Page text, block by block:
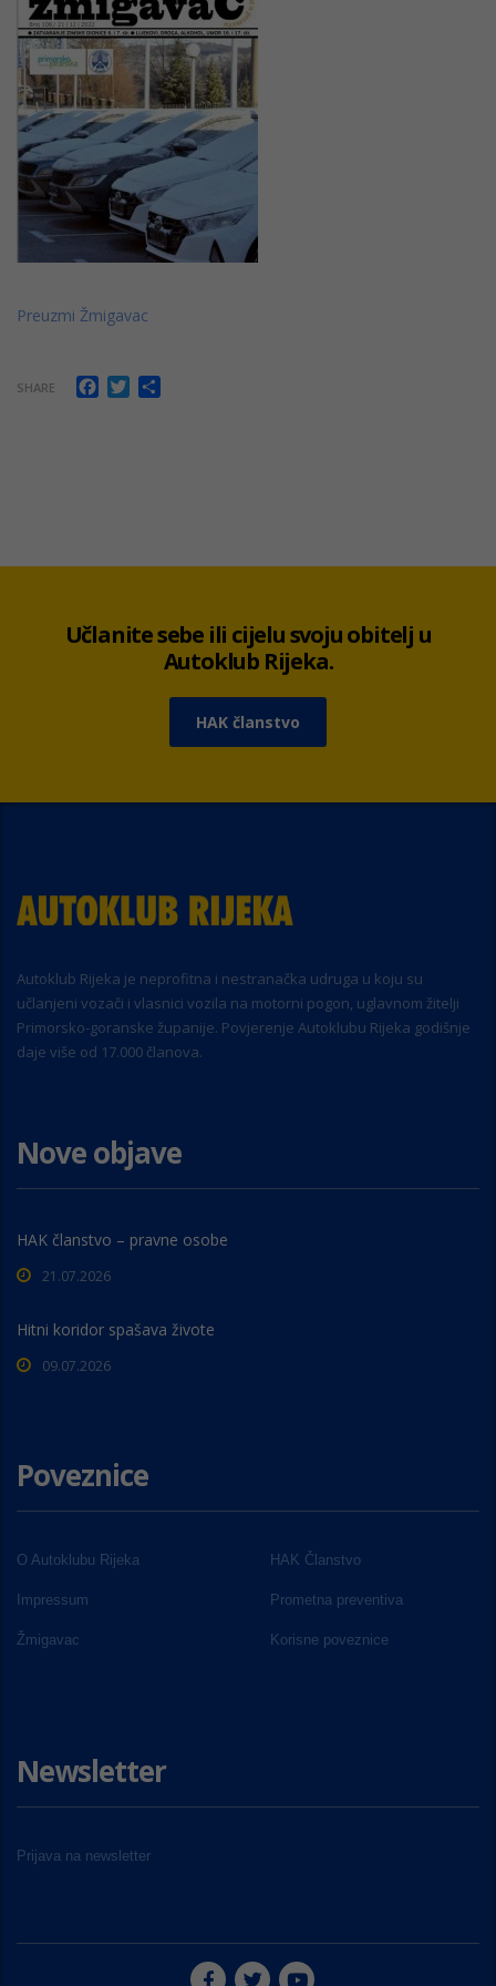
Preuzmi Žmigavac
SHARE Facebook
Twitter
Učlanite sebe ili cijelu svoju obitelj u
Autoklub Rijeka.
HAK članstvo
Autoklub Rijeka je neprofitna i nestranačka udruga u koju su
učlanjeni vozači i vlasnici vozila na motorni pogon, uglavnom žitelji
Primorsko-goranske županije. Povjerenje Autoklubu Rijeka godišnje
daje više od 17.000 članova.
Nove objave
HAK članstvo – pravne osobe
21.07.2026
Hitni koridor spašava živote
09.07.2026
Poveznice
O Autoklubu Rijeka HAK Članstvo
Impressum Prometna preventiva
Žmigavac Korisne poveznice
Newsletter
Prijava na newsletter